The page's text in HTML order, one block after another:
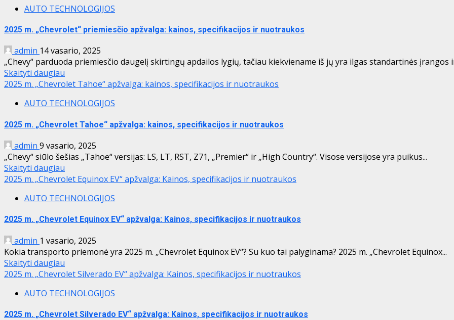
AUTO TECHNOLOGIJOS
2025 m. „Chevrolet“ priemiesčio apžvalga: kainos, specifikacijos ir nuotraukos
admin 14 vasario, 2025
„Chevy“ parduoda priemiesčio daugelį skirtingų apdailos lygių, tačiau kiekviename iš jų yra ilgas standartinės įrangos
Skaityti daugiau
2025 m. „Chevrolet Tahoe“ apžvalga: kainos, specifikacijos ir nuotraukos
AUTO TECHNOLOGIJOS
2025 m. „Chevrolet Tahoe“ apžvalga: kainos, specifikacijos ir nuotraukos
admin 9 vasario, 2025
„Chevy“ siūlo šešias „Tahoe“ versijas: LS, LT, RST, Z71, „Premier“ ir „High Country“. Visose versijose yra puikus...
Skaityti daugiau
2025 m. „Chevrolet Equinox EV“ apžvalga: Kainos, specifikacijos ir nuotraukos
AUTO TECHNOLOGIJOS
2025 m. „Chevrolet Equinox EV“ apžvalga: Kainos, specifikacijos ir nuotraukos
admin 1 vasario, 2025
Kokia transporto priemonė yra 2025 m. „Chevrolet Equinox EV“? Su kuo tai palyginama? 2025 m. „Chevrolet Equinox...
Skaityti daugiau
2025 m. „Chevrolet Silverado EV“ apžvalga: Kainos, specifikacijos ir nuotraukos
AUTO TECHNOLOGIJOS
2025 m. „Chevrolet Silverado EV“ apžvalga: Kainos, specifikacijos ir nuotraukos